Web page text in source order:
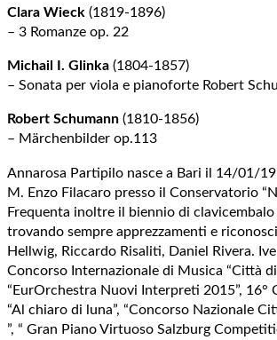
Clara Wieck (1819-1896)
– 3 Romanze op. 22
Michail I. Glinka (1804-1857)
– Sonata per viola e pianoforte Robert
Robert Schumann (1810-1856)
– Märchenbilder op.113
Annarosa Partipilo nasce a Bari il 14/01/
M. Enzo Filacaro presso il Conservatorio
Frequenta inoltre il biennio di
trovando sempre apprezzamenti e
Hellwig, Riccardo Risaliti, Daniel Rivera.
Concorso Internazionale di Musica “Città
“EurOrchestra Nuovi Interpreti 2015”, 16°
“Al chiaro di luna”, “Concorso Nazionale
”, “ Gran Piano Virtuoso Salzburg